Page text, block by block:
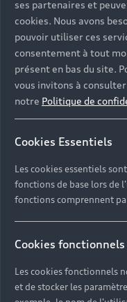
ses partenaires et
cookies. Nous avons
pouvoir utiliser ces
consentement à tout
présent en bas du site.
vous invitons à
notre Politique de
Cookies Essentiels
Les cookies essentiels
fonctions de base lors de
fonctions comprennent
Cookies fonctionnels
Les cookies fonctionnels
et de stocker les
Accédez à
différentes